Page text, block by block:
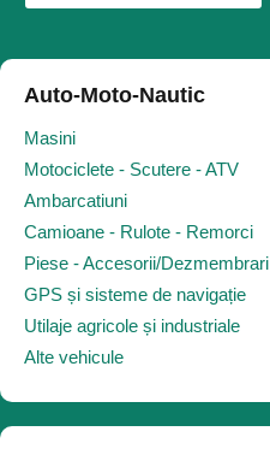
Auto-Moto-Nautic
Masini
Motociclete - Scutere - ATV
Ambarcatiuni
Camioane - Rulote - Remorci
Piese - Accesorii/Dezmembrari
GPS și sisteme de navigație
Utilaje agricole și industriale
Alte vehicule